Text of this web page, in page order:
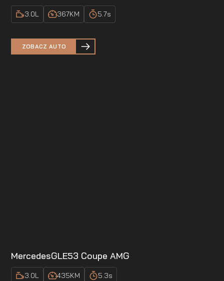
3.0L 367KM 5.7s
ZOBACZ AUTO
MercedesGLE53 Coupe AMG
3.0L 435KM 5.3s